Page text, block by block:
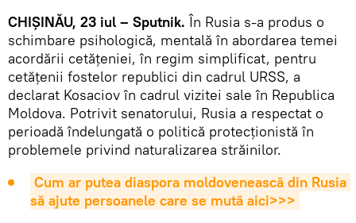
CHIȘINĂU, 23 iul – Sputnik. În Rusia s-a produs o
schimbare psihologică, mentală în abordarea temei
acordării cetățeniei, în regim simplificat, pentru
cetățenii fostelor republici din cadrul URSS, a
declarat Kosaciov în cadrul vizitei sale în Republica
Moldova. Potrivit senatorului, Rusia a respectat o
perioadă îndelungată o politică protecționistă în
problemele privind naturalizarea străinilor.
Cum ar putea diaspora moldovenească din Rusia
să ajute persoanele care se mută aici>>>